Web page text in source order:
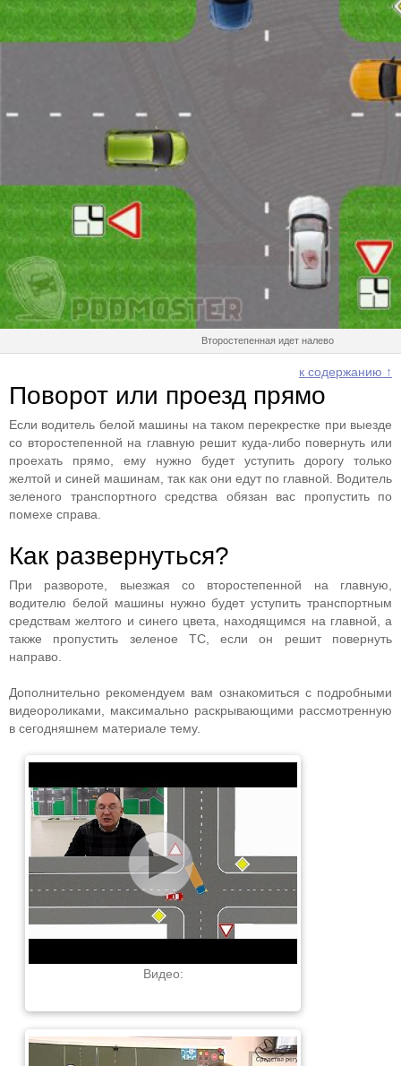
Второстепенная идет налево
к содержанию ↑
Поворот или проезд прямо
Если водитель белой машины на таком перекрестке при выезде
со второстепенной на главную решит куда-либо повернуть или
проехать прямо, ему нужно будет уступить дорогу только
желтой и синей машинам, так как они едут по главной. Водитель
зеленого транспортного средства обязан вас пропустить по
помехе справа.
Как развернуться?
При развороте, выезжая со второстепенной на главную,
водителю белой машины нужно будет уступить транспортным
средствам желтого и синего цвета, находящимся на главной, а
также пропустить зеленое ТС, если он решит повернуть
направо.
Дополнительно рекомендуем вам ознакомиться с подробными
видеороликами, максимально раскрывающими рассмотренную
в сегодняшнем материале тему.
Видео: